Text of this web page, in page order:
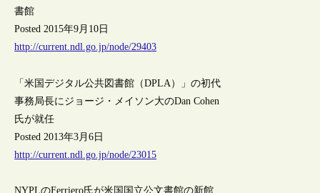
書館
Posted 2015年9月10日
http://current.ndl.go.jp/node/29403
「米国デジタル公共図書館（DPLA）」の初代
事務局長にジョージ・メイソン大のDan Cohen
氏が就任
Posted 2013年3月6日
http://current.ndl.go.jp/node/23015
NYPLのFerriero氏が米国国立公文書館の新館